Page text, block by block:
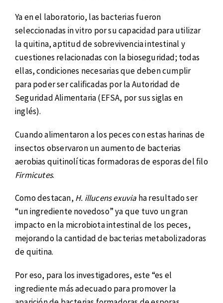
Ya en el laboratorio, las bacterias fueron
seleccionadas in vitro por su capacidad para utilizar
la quitina, aptitud de sobrevivencia intestinal y
cuestiones relacionadas con la bioseguridad; todas
ellas, condiciones necesarias que deben cumplir
para poder ser calificadas por la Autoridad de
Seguridad Alimentaria (EFSA, por sus siglas en
inglés).
Cuando alimentaron a los peces con estas harinas de
insectos observaron un aumento de bacterias
aerobias quitinolíticas formadoras de esporas del filo
Firmicutes.
Como destacan, H. illucens exuvia ha resultado ser
“un ingrediente novedoso” ya que tuvo un gran
impacto en la microbiota intestinal de los peces,
mejorando la cantidad de bacterias metabolizadoras
de quitina.
Por eso, para los investigadores, este “es el
ingrediente más adecuado para promover la